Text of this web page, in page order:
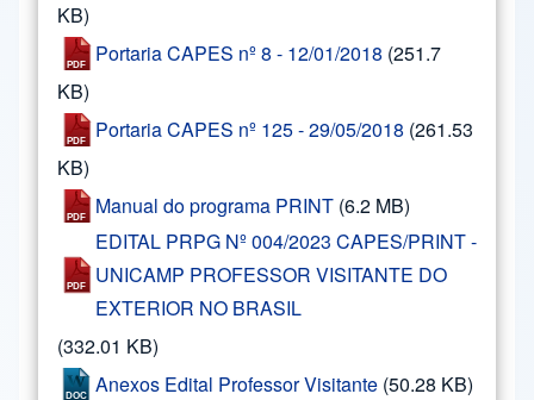
KB)
Portaria CAPES nº 8 - 12/01/2018 (251.7
KB)
Portaria CAPES nº 125 - 29/05/2018 (261.53
KB)
Manual do programa PRINT (6.2 MB)
EDITAL PRPG Nº 004/2023 CAPES/PRINT -
UNICAMP PROFESSOR VISITANTE DO
EXTERIOR NO BRASIL
(332.01 KB)
Anexos Edital Professor Visitante (50.28 KB)